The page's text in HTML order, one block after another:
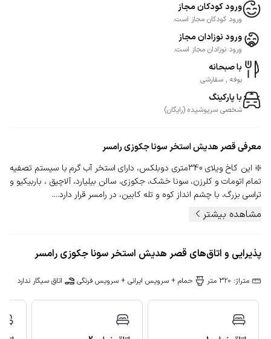
ورود کودکان مجاز
ورود کودکان مجاز است.
ورود نوزادان مجاز
ورود نوزادان مجاز است.
با صبحانه
بوفه , سفارشی
با پارکینگ
شخصی سرپوشیده (رایگان)
معرفیقصر هدیش استخر سونا جکوزی رامسر
❇️ این کاخ ویلای 340متری دوبلکس، دارای استخر آب گرم با سیستم تصفیه
تمام اتومات و کلرزن، سونا خشک، جکوزی، سالن بیلیارد، آلاچیق ، باربیکیو و
تراسی بزرگ، با چشم انداز کوه و تله کابین، در رامسر قرار دارد....
مشاهده بیشتر
پذیرایی و اتاق‌های قصر هدیش استخر سونا جکوزی رامسر
متراژ: 320 متر حمام + سرویس ایرانی + سرویس فرنگی اتاق سیگار ندارد